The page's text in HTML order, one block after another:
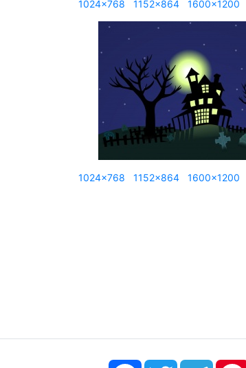
1024x768 1152x864 1600x1200
1024x768 1152x864 1600x1200